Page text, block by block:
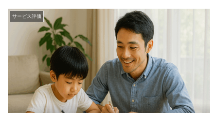
サービス評価